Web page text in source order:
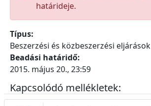
határideje.
Típus:
Beszerzési és közbeszerzési eljárások
Beadási határidő:
2015. május 20., 23:59
Kapcsolódó mellékletek: